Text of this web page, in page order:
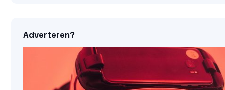
Adverteren?